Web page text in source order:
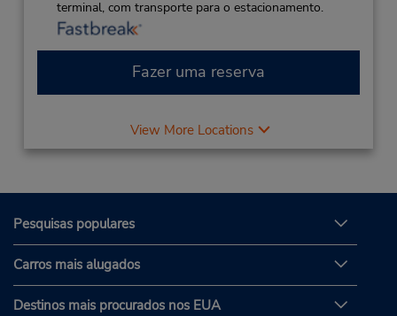
terminal, com transporte para o estacionamento.
Fazer uma reserva
View More Locations
Pesquisas populares
Carros mais alugados
Destinos mais procurados nos EUA